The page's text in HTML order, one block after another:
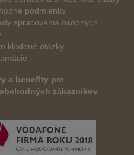
podmienky
spracovania osobných
kladené otázky
a benefity pre
zákazníkov